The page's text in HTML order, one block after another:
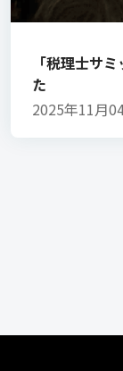
「税理士サ
た
2025年11月